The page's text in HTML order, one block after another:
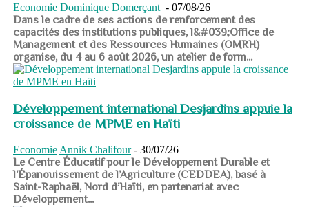
Economie Dominique Domerçant - 07/08/26
Dans le cadre de ses actions de renforcement des
capacités des institutions publiques, l&#039;Office de
Management et des Ressources Humaines (OMRH)
organise, du 4 au 6 août 2026, un atelier de form...
Développement international Desjardins appuie la
croissance de MPME en Haïti
Economie Annik Chalifour - 30/07/26
​​​​​​​Le Centre Éducatif pour le Développement Durable et
l’Épanouissement de l’Agriculture (CEDDEA), basé à
Saint-Raphaël, Nord d’Haïti, en partenariat avec
Développement...